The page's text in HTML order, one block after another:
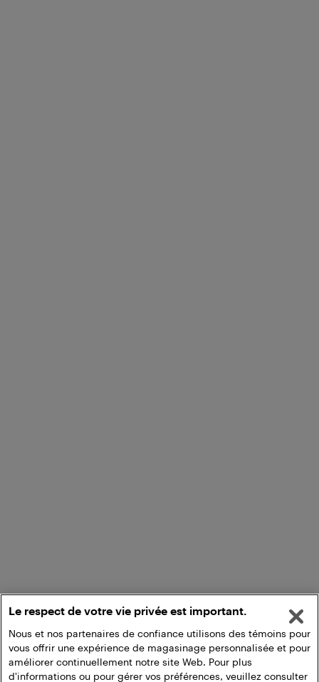
Le respect de votre vie privée est important.
Nous et nos partenaires de confiance utilisons des témoins pour
vous offrir une expérience de magasinage personnalisée et pour
améliorer continuellement notre site Web. Pour plus
d'informations ou pour gérer vos préférences, veuillez consulter